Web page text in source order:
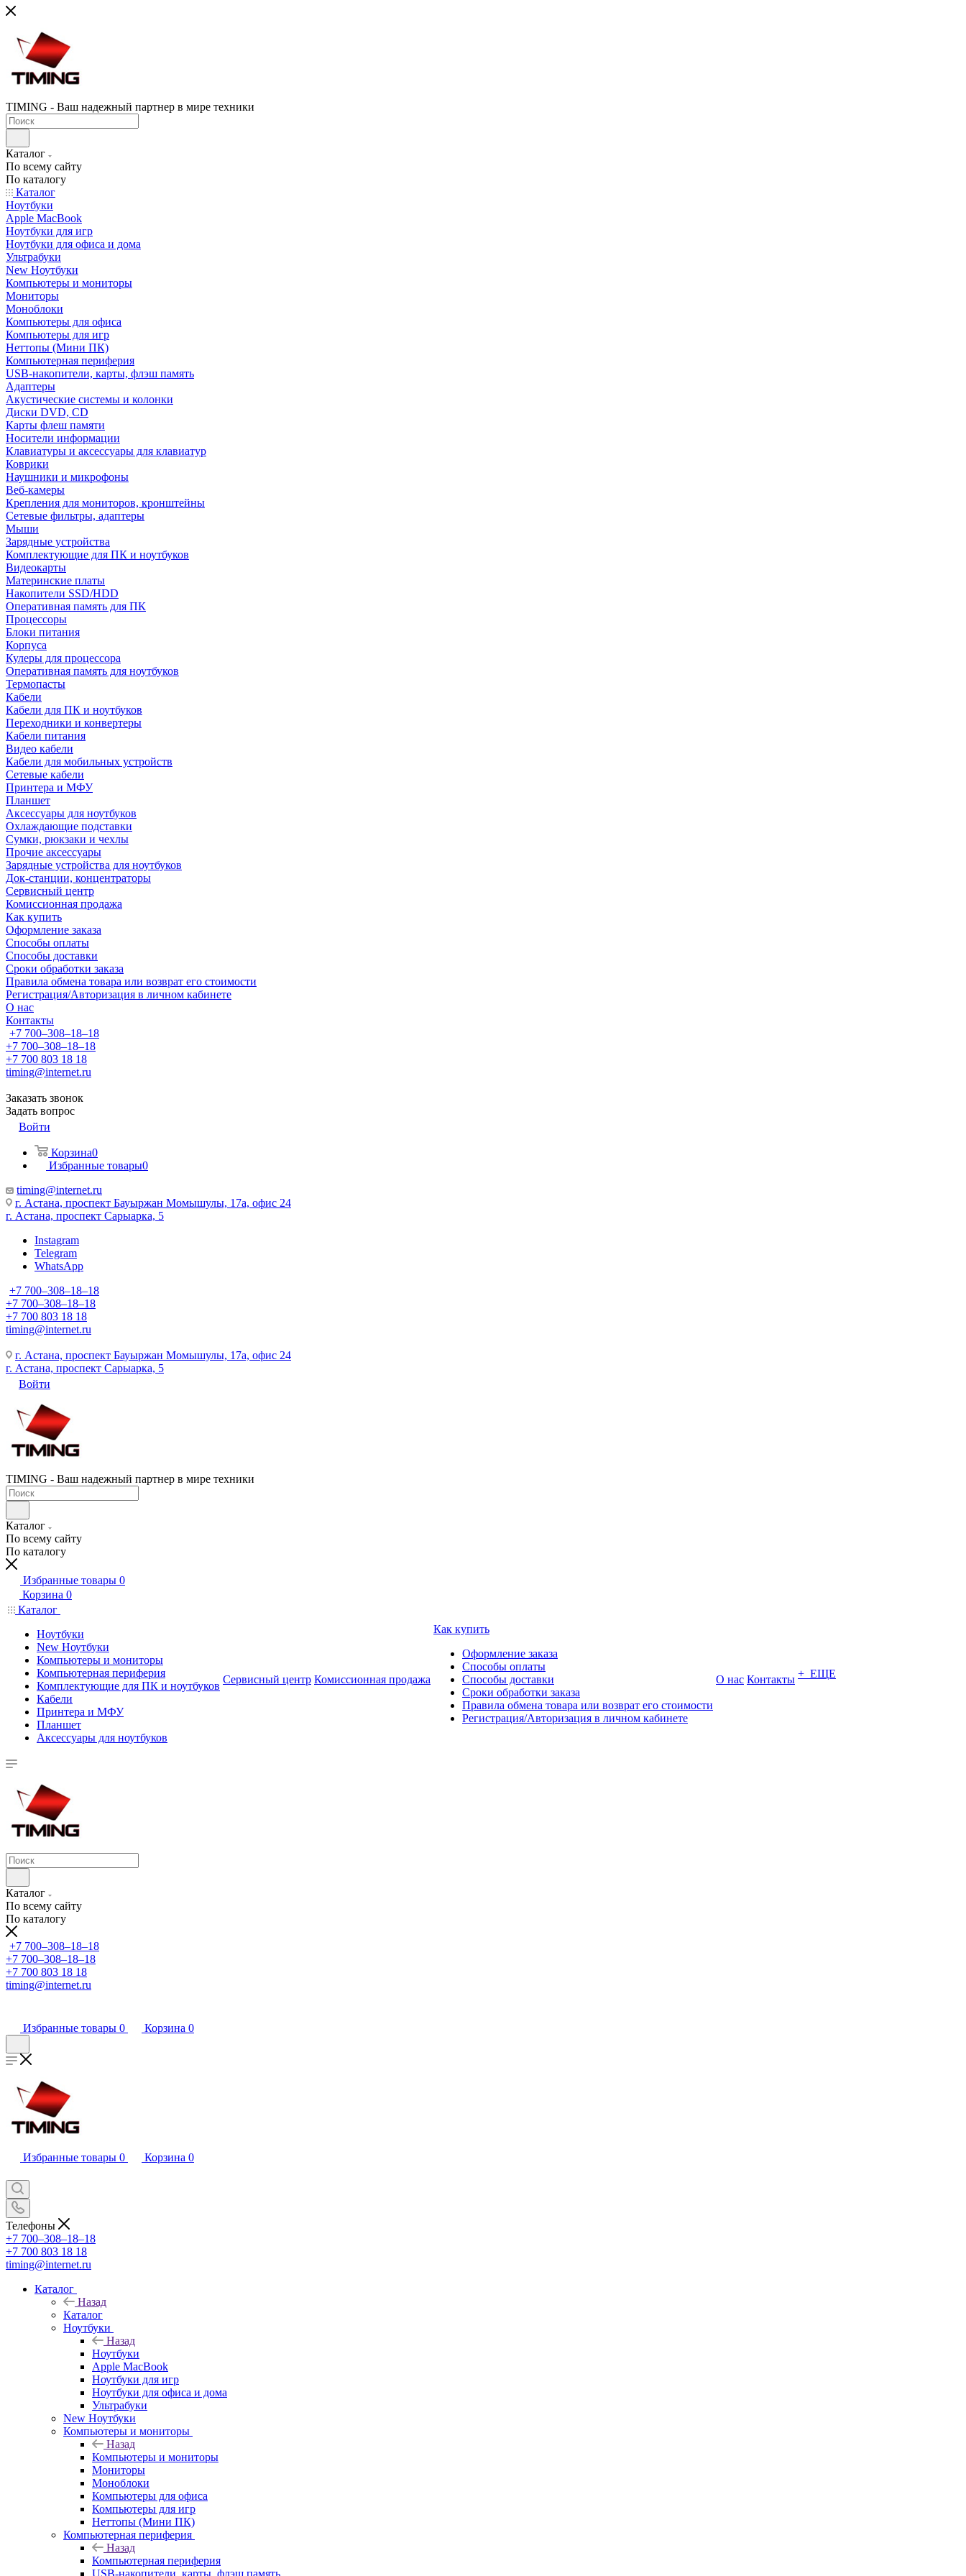
TIMING - Ваш надежный партнер в мире техники
Каталог
По всему сайту
По каталогу
Каталог
Ноутбуки
Apple MacBook
Ноутбуки для игр
Ноутбуки для офиса и дома
Ультрабуки
New Ноутбуки
Компьютеры и мониторы
Мониторы
Моноблоки
Компьютеры для офиса
Компьютеры для игр
Неттопы (Мини ПК)
Компьютерная периферия
USB-накопители, карты, флэш память
Адаптеры
Акустические системы и колонки
Диски DVD, CD
Карты флеш памяти
Носители информации
Клавиатуры и аксессуары для клавиатур
Коврики
Наушники и микрофоны
Веб-камеры
Крепления для мониторов, кронштейны
Сетевые фильтры, адаптеры
Мыши
Зарядные устройства
Комплектующие для ПК и ноутбуков
Видеокарты
Материнские платы
Накопители SSD/HDD
Оперативная память для ПК
Процессоры
Блоки питания
Корпуса
Кулеры для процессора
Оперативная память для ноутбуков
Термопасты
Кабели
Кабели для ПК и ноутбуков
Переходники и конвертеры
Кабели питания
Видео кабели
Кабели для мобильных устройств
Сетевые кабели
Принтера и МФУ
Планшет
Аксессуары для ноутбуков
Охлаждающие подставки
Сумки, рюкзаки и чехлы
Прочие аксессуары
Зарядные устройства для ноутбуков
Док-станции, концентраторы
Сервисный центр
Комиссионная продажа
Как купить
Оформление заказа
Способы оплаты
Способы доставки
Сроки обработки заказа
Правила обмена товара или возврат его стоимости
Регистрация/Авторизация в личном кабинете
О нас
Контакты
+7 700‒308‒18‒18
+7 700‒308‒18‒18
+7 700 803 18 18
timing@internet.ru
Заказать звонок
Задать вопрос
Войти
Корзина0
Избранные товары0
timing@internet.ru
г. Астана, проспект Бауыржан Момышулы, 17а, офис 24
г. Астана, проспект Сарыарка, 5
Instagram
Telegram
WhatsApp
+7 700‒308‒18‒18
+7 700‒308‒18‒18
+7 700 803 18 18
timing@internet.ru
г. Астана, проспект Бауыржан Момышулы, 17а, офис 24
г. Астана, проспект Сарыарка, 5
Войти
TIMING - Ваш надежный партнер в мире техники
Каталог
По всему сайту
По каталогу
Избранные товары 0
Корзина 0
Каталог
Ноутбуки
New Ноутбуки
Компьютеры и мониторы
Компьютерная периферия
Комплектующие для ПК и ноутбуков
Кабели
Принтера и МФУ
Планшет
Аксессуары для ноутбуков
Сервисный центр Комиссионная продажа
Как купить
Оформление заказа
Способы оплаты
Способы доставки
Сроки обработки заказа
Правила обмена товара или возврат его стоимости
Регистрация/Авторизация в личном кабинете
О нас Контакты + ЕЩЕ
Каталог
По всему сайту
По каталогу
+7 700‒308‒18‒18
+7 700‒308‒18‒18
+7 700 803 18 18
timing@internet.ru
Избранные товары 0 Корзина 0
Избранные товары 0 Корзина 0
Телефоны
+7 700‒308‒18‒18
+7 700 803 18 18
timing@internet.ru
Каталог
Назад
Каталог
Ноутбуки
Назад
Ноутбуки
Apple MacBook
Ноутбуки для игр
Ноутбуки для офиса и дома
Ультрабуки
New Ноутбуки
Компьютеры и мониторы
Назад
Компьютеры и мониторы
Мониторы
Моноблоки
Компьютеры для офиса
Компьютеры для игр
Неттопы (Мини ПК)
Компьютерная периферия
Назад
Компьютерная периферия
USB-накопители, карты, флэш память